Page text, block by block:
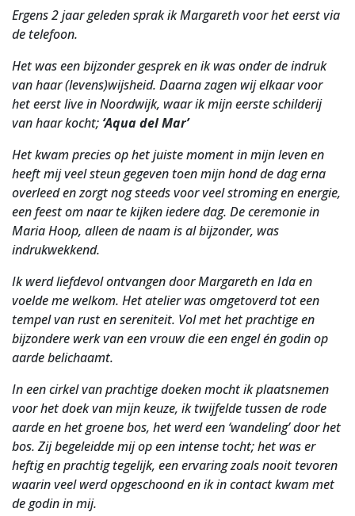
Ergens 2 jaar geleden sprak ik Margareth voor het eerst via
de telefoon.
Het was een bijzonder gesprek en ik was onder de indruk
van haar (levens)wijsheid. Daarna zagen wij elkaar voor
het eerst live in Noordwijk, waar ik mijn eerste schilderij
van haar kocht; ‘Aqua del Mar’
Het kwam precies op het juiste moment in mijn leven en
heeft mij veel steun gegeven toen mijn hond de dag erna
overleed en zorgt nog steeds voor veel stroming en energie,
een feest om naar te kijken iedere dag. De ceremonie in
Maria Hoop, alleen de naam is al bijzonder, was
indrukwekkend.
Ik werd liefdevol ontvangen door Margareth en Ida en
voelde me welkom. Het atelier was omgetoverd tot een
tempel van rust en sereniteit. Vol met het prachtige en
bijzondere werk van een vrouw die een engel én godin op
aarde belichaamt.
In een cirkel van prachtige doeken mocht ik plaatsnemen
voor het doek van mijn keuze, ik twijfelde tussen de rode
aarde en het groene bos, het werd een ‘wandeling’ door het
bos. Zij begeleidde mij op een intense tocht; het was er
heftig en prachtig tegelijk, een ervaring zoals nooit tevoren
waarin veel werd opgeschoond en ik in contact kwam met
de godin in mij.